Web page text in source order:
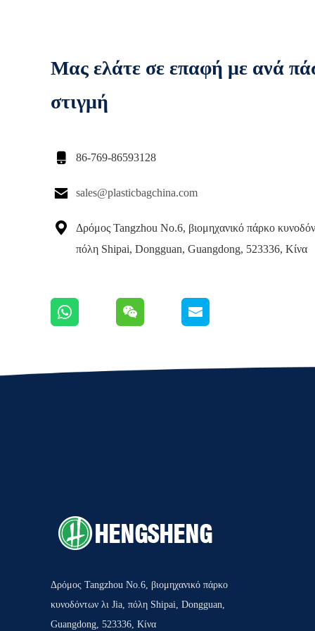
Μας ελάτε σε επαφή με ανά
στιγμή
 86-769-86593128
 sales@plasticbagchina.com

Δρόμος Tangzhou No.6, βιομηχανικό πάρκο
πόλη Shipai, Dongguan, Guangdong, 523336, Κίνα
Δρόμος Tangzhou No.6, βιομηχανικό πάρκο
κυνοδόντων λι Jia, πόλη Shipai, Dongguan,
Guangdong, 523336, Κίνα